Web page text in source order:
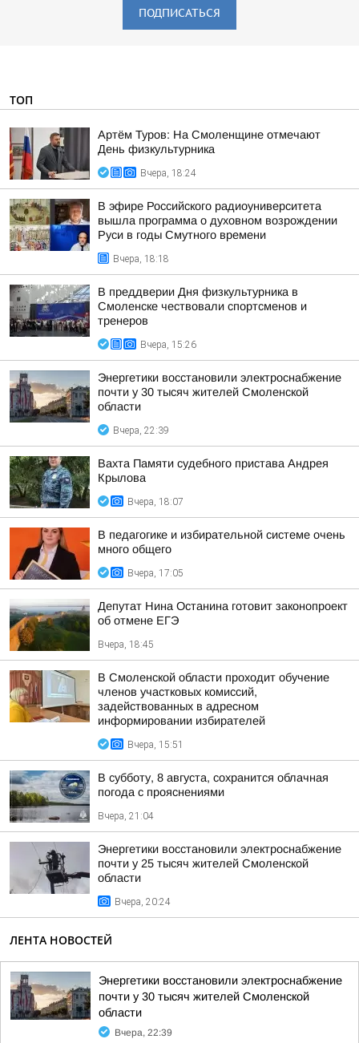
ПОДПИСАТЬСЯ
ТОП
Артём Туров: На Смоленщине отмечают
День физкультурника
Вчера, 18:24
В эфире Российского радиоуниверситета
вышла программа о духовном возрождении
Руси в годы Смутного времени
Вчера, 18:18
В преддверии Дня физкультурника в
Смоленске чествовали спортсменов и
тренеров
Вчера, 15:26
Энергетики восстановили электроснабжение
почти у 30 тысяч жителей Смоленской
области
Вчера, 22:39
Вахта Памяти судебного пристава Андрея
Крылова
Вчера, 18:07
В педагогике и избирательной системе очень
много общего
Вчера, 17:05
Депутат Нина Останина готовит законопроект
об отмене ЕГЭ
Вчера, 18:45
В Смоленской области проходит обучение
членов участковых комиссий,
задействованных в адресном
информировании избирателей
Вчера, 15:51
В субботу, 8 августа, сохранится облачная
погода с прояснениями
Вчера, 21:04
Энергетики восстановили электроснабжение
почти у 25 тысяч жителей Смоленской
области
Вчера, 20:24
ЛЕНТА НОВОСТЕЙ
Энергетики восстановили электроснабжение
почти у 30 тысяч жителей Смоленской
области
Вчера, 22:39